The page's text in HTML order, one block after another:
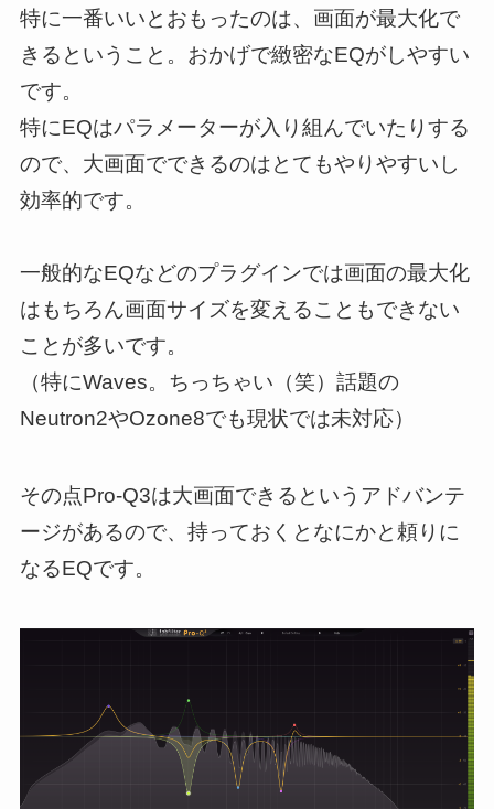
特に一番いいとおもったのは、画面が最大化で
きるということ。おかげで緻密なEQがしやすい
です。
特にEQはパラメーターが入り組んでいたりする
ので、大画面でできるのはとてもやりやすいし
効率的です。
一般的なEQなどのプラグインでは画面の最大化
はもちろん画面サイズを変えることもできない
ことが多いです。
（特にWaves。ちっちゃい（笑）話題の
Neutron2やOzone8でも現状では未対応）
その点Pro-Q3は大画面できるというアドバンテ
ージがあるので、持っておくとなにかと頼りに
なるEQです。